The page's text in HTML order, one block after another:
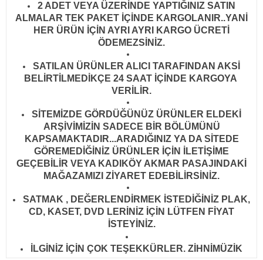
2 ADET VEYA ÜZERİNDE YAPTIĞINIZ SATIN
ALMALAR TEK PAKET İÇİNDE KARGOLANIR..YANİ
HER ÜRÜN İÇİN AYRI AYRI KARGO ÜCRETİ
ÖDEMEZSİNİZ.
SATILAN ÜRÜNLER ALICI TARAFINDAN AKSİ
BELİRTİLMEDİKÇE 24 SAAT İÇİNDE KARGOYA
VERİLİR.
SİTEMİZDE GÖRDÜĞÜNÜZ ÜRÜNLER ELDEKİ
ARŞİVİMİZİN SADECE BİR BÖLÜMÜNÜ
KAPSAMAKTADIR...ARADIĞINIZ YA DA SİTEDE
GÖREMEDİĞİNİZ ÜRÜNLER İÇİN İLETİŞİME
GEÇEBİLİR VEYA KADIKÖY AKMAR PASAJINDAKİ
MAĞAZAMIZI ZİYARET EDEBİLİRSİNİZ.
SATMAK , DEĞERLENDİRMEK İSTEDİĞİNİZ PLAK,
CD, KASET, DVD LERİNİZ İÇİN LÜTFEN FİYAT
İSTEYİNİZ.
İLGİNİZ İÇİN ÇOK TEŞEKKÜRLER. ZİHNİMÜZİK